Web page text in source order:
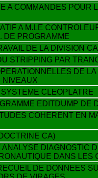
A COMMANDES POUR
A M.LE
DE PROGRAMME
DE LA DIVISION
STRIPPING PAR
DE
NIVEAUX
CLEOPLATRE
EDITDUMP DE
COHERENT EN
CA)
ANALYSE DIAGNOSTIC
DANS LES
DE DONNEES